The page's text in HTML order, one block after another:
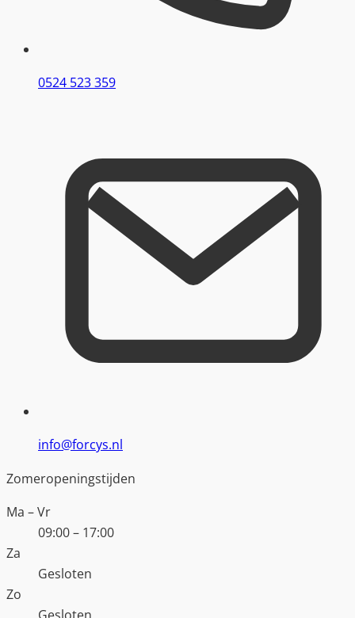
0524 523 359
info@forcys.nl
Zomeropeningstijden
Ma – Vr
09:00 – 17:00
Za
Gesloten
Zo